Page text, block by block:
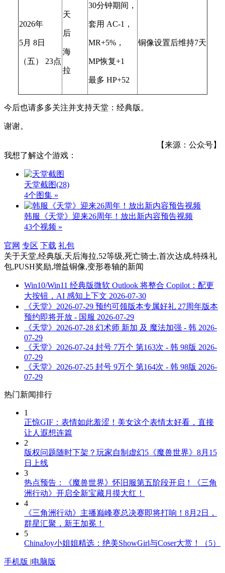
2026年
5月 8日
（五） 23点
天
后
海
拉
30分钟期间，
套用 AC-1，
MR+5%，
MP恢复+1
最多 HP+52
铜像设置后维持7天
今后也请多多关注并支持天堂：经典版。
谢谢。
【来源：公众号】
我想了解这个游戏：
天堂截图(28)
4个图集 »
韩服《天堂》迎来26周年！放出新内容预告视频
43个视频 »
官网 专区 下载 礼包
关于天堂,经典版,天后海拉,52等级,死亡骑士,首次达成,特殊礼
包,PUSH奖励,增益铜像,变形卷轴的新闻
Win10/Win11 经典版微软 Outlook 将整合 Copilot：配更
大按钮，AI 感知上下文 2026-07-30
《天堂》2026-07-29 预约可领版本专属好礼 27周年版本
预约即将开放 - 国服 2026-07-29
《天堂》2026-07-28 幻术师 新加 及 魔法加强 - 韩 2026-
07-29
《天堂》2026-07-24 封号 7万个 第163次 - 韩 98版 2026-
07-29
《天堂》2026-07-25 封号 9万个 第164次 - 韩 98版 2026-
07-29
热门新闻排行
1
正惊GIF：表情如此羞涩！美女这个表情太好看，直接
让人遐想连篇
2
版权问题随时下架？玩家自制虚幻5《魔兽世界》8月15
日上线
3
热点预告：《魔兽世界》怀旧服第五阶段开启！《三角
洲行动》开启全新宝藏月摸大红！
4
《三角洲行动》主播巅峰赛总决赛即将打响！8月2日，
群星汇聚，新王加冕！
5
ChinaJoy小姐姐精选：绝美ShowGirl与Coser大赏！（5）
手机版 |电脑版